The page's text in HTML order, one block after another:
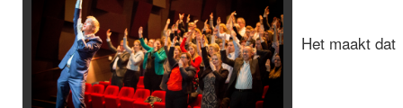
Het maakt dat